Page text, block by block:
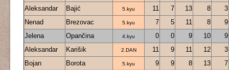
Aleksandar
Bajić 5.kyu 11 7 13 8
3
Nenad
Brezovac 5.kyu 7 5 11 8
9
Jelena
Opančina 4.kyu 0 0 9 10
9
Aleksandar
Karišik 2.DAN 11 9 11 12
3
Bojan
Borota 5.kyu 9 9 8 13
7